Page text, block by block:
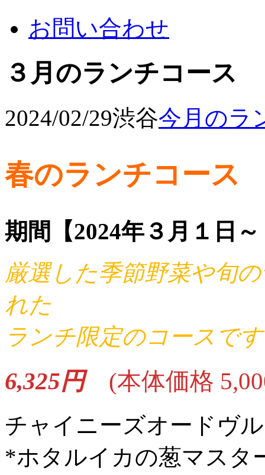
お問い合わせ
３月のランチコース
2024/02/29渋谷今月のラ
春のランチコース
期間【2024年３月１日
厳選した季節野菜や旬
れた
ランチ限定のコースです
6,325円(本体価格
チャイニーズオードヴル
*ホタルイカの葱マスタ